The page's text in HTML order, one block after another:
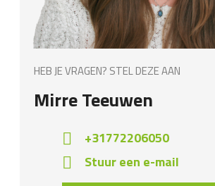
HEB JE VRAGEN? STEL DEZE AAN
Mirre Teeuwen
+31772206050
Stuur een e-mail